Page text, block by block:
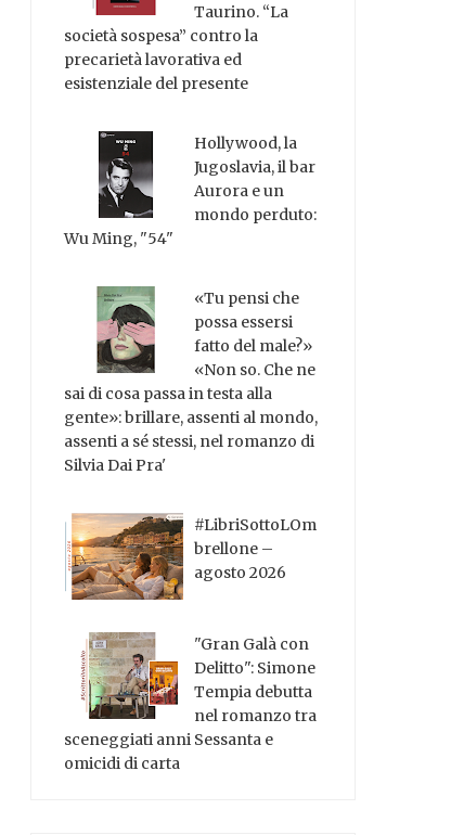
Taurino. “La
società sospesa” contro la
precarietà lavorativa ed
esistenziale del presente
Hollywood, la
Jugoslavia, il bar
Aurora e un
mondo perduto:
Wu Ming, "54"
«Tu pensi che
possa essersi
fatto del male?»
«Non so. Che ne
sai di cosa passa in testa alla
gente»: brillare, assenti al mondo,
assenti a sé stessi, nel romanzo di
Silvia Dai Pra'
#LibriSottoLOm
brellone –
agosto 2026
"Gran Galà con
Delitto": Simone
Tempia debutta
nel romanzo tra
sceneggiati anni Sessanta e
omicidi di carta